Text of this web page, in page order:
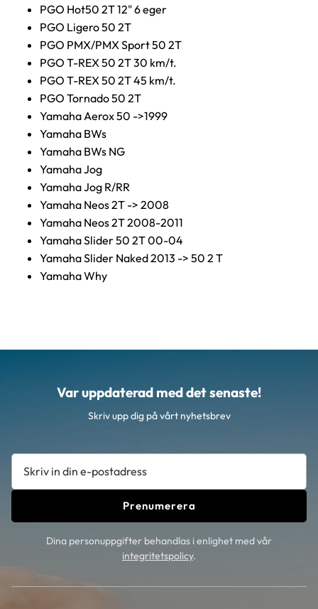
PGO Hot50 2T 12" 6 eger
PGO Ligero 50 2T
PGO PMX/PMX Sport 50 2T
PGO T-REX 50 2T 30 km/t.
PGO T-REX 50 2T 45 km/t.
PGO Tornado 50 2T
Yamaha Aerox 50 ->1999
Yamaha BWs
Yamaha BWs NG
Yamaha Jog
Yamaha Jog R/RR
Yamaha Neos 2T -> 2008
Yamaha Neos 2T 2008-2011
Yamaha Slider 50 2T 00-04
Yamaha Slider Naked 2013 -> 50 2 T
Yamaha Why
Var uppdaterad med det senaste!
Skriv upp dig på vårt nyhetsbrev
Prenumerera
Dina personuppgifter behandlas i enlighet med vår
integritetspolicy.